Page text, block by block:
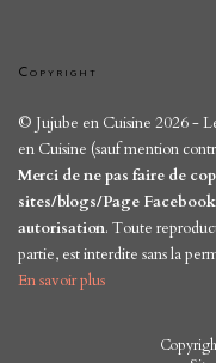
Copyright
© Jujube en Cuisine 2026 -
en Cuisine (sauf mention
Merci de ne pas faire de
sites/blogs/Page
autorisation. Toute
partie, est interdite sans la
En savoir plus